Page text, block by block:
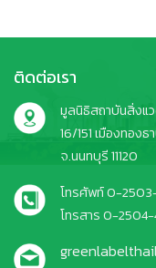
ติดต่อเรา
มูลนิธิสถาบันสิ่งแ
16/151 เมืองทอง
จ.นนทบุรี 11120
โทรศัพท์ 0-
โทรสาร 0-